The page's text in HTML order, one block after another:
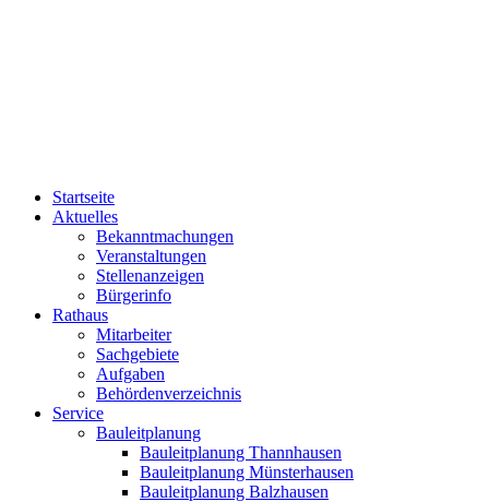
Startseite
Aktuelles
Bekanntmachungen
Veranstaltungen
Stellenanzeigen
Bürgerinfo
Rathaus
Mitarbeiter
Sachgebiete
Aufgaben
Behördenverzeichnis
Service
Bauleitplanung
Bauleitplanung Thannhausen
Bauleitplanung Münsterhausen
Bauleitplanung Balzhausen